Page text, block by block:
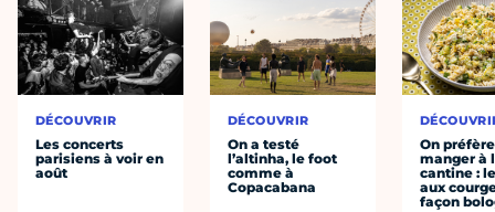
DÉCOUVRIR
Les concerts
parisiens à voir en
août
DÉCOUVRIR
On a testé
l’altinha, le foot
comme à
Copacabana
On préfère
manger à
cantine :
aux
façon